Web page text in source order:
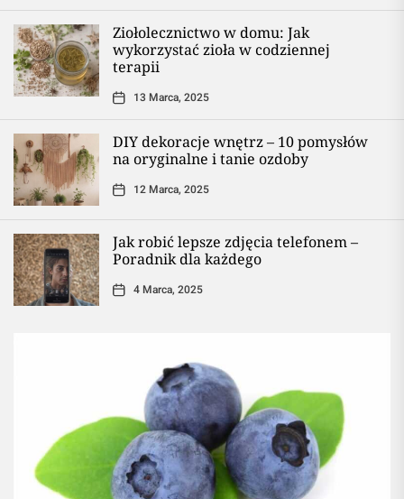
Ziołolecznictwo w domu: Jak
wykorzystać zioła w codziennej
terapii
13 Marca, 2025
DIY dekoracje wnętrz – 10 pomysłów
na oryginalne i tanie ozdoby
12 Marca, 2025
Jak robić lepsze zdjęcia telefonem –
Poradnik dla każdego
4 Marca, 2025